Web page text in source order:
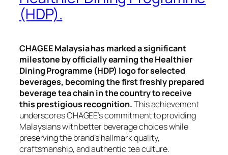
(HDP).
CHAGEE Malaysia has marked a significant
milestone by officially earning the Healthier
Dining Programme (HDP) logo for selected
beverages, becoming the first freshly prepared
beverage tea chain in the country to receive
this prestigious recognition.This achievement
underscores CHAGEE’s commitment to providing
Malaysians with better beverage choices while
preserving the brand’s hallmark quality,
craftsmanship, and authentic tea culture.